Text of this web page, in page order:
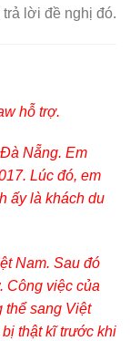
lời đề nghị đó.
hỗ trợ.
Nẵng. Em
Lúc đó, em
ấy là khách du
Nam. Sau đó
Công việc của
thể sang Việt
thật kĩ trước khi